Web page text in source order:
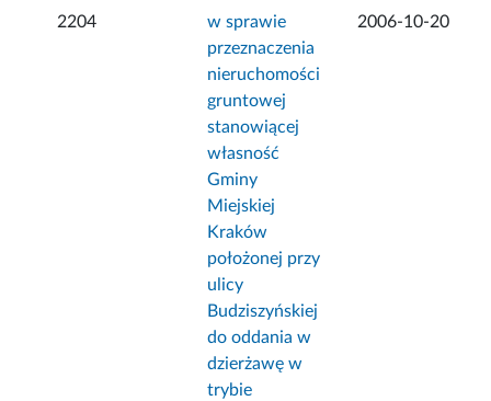
2204
w sprawie
przeznaczenia
nieruchomości
gruntowej
stanowiącej
własność
Gminy
Miejskiej
Kraków
położonej przy
ulicy
Budziszyńskiej
do oddania w
dzierżawę w
trybie
2006-10-20